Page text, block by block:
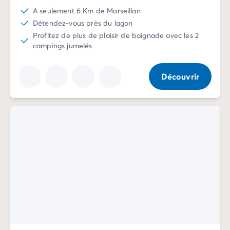
A seulement 6 Km de Marseillan
Détendez-vous près du lagon
Profitez de plus de plaisir de baignade avec les 2
campings jumelés
Découvrir